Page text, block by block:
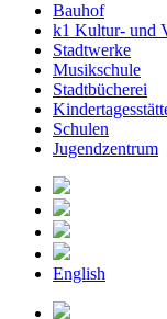
Bauhof
k1 Kultur- und
Stadtwerke
Musikschule
Stadtbücherei
Schulen
Jugendzentrum
English